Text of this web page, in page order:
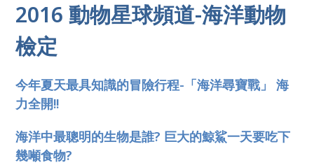
2016 動物星球頻道-海洋動物
檢定
今年夏天最具知識的冒險行程-「海洋尋寶戰」 海
力全開!!
海洋中最聰明的生物是誰? 巨大的鯨鯊一天要吃下
幾噸食物?